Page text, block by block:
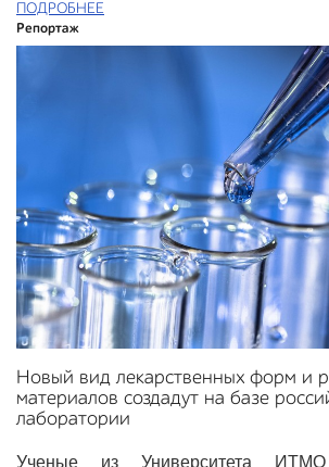
ПОДРОБНЕЕ
Репортаж
Новый вид лекарственных форм и
материалов создадут на базе
лаборатории
Ученые из Университета